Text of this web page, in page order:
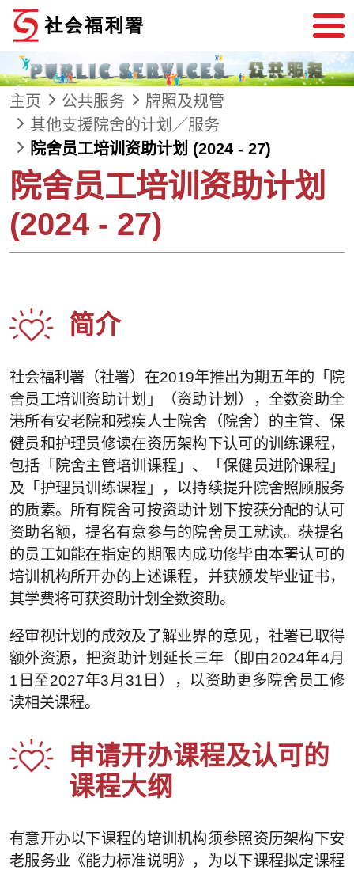
跳到内容
主页 公共服务
牌照及规管
其他支援院舍的计划／服务
院舍员工培训资助计划 (2024 - 27)
院舍员工培训资助计划
(2024 - 27)
简介
社会福利署（社署）在2019年推出为期五年的「院
舍员工培训资助计划」（资助计划），全数资助全
港所有安老院和残疾人士院舍（院舍）的主管、保
健员和护理员修读在资历架构下认可的训练课程，
包括「院舍主管培训课程」、「保健员进阶课程」
及「护理员训练课程」，以持续提升院舍照顾服务
的质素。所有院舍可按资助计划下按获分配的认可
资助名额，提名有意参与的院舍员工就读。获提名
的员工如能在指定的期限内成功修毕由本署认可的
培训机构所开办的上述课程，并获颁发毕业证书，
其学费将可获资助计划全数资助。
经审视计划的成效及了解业界的意见，社署已取得
额外资源，把资助计划延长三年（即由2024年4月
1日至2027年3月31日），以资助更多院舍员工修
读相关课程。
申请开办课程及认可的
课程大纲
有意开办以下课程的培训机构须参照资历架构下安
老服务业《能力标准说明》，为以下课程拟定课程